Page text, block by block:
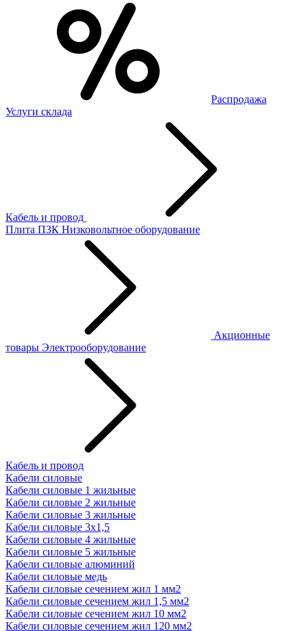
Распродажа
Услуги склада
Кабель и провод
Плита ПЗК Низковольтное оборудование
Акционные
товары Электрооборудование
Кабель и провод
Кабели силовые
Кабели силовые 1 жильные
Кабели силовые 2 жильные
Кабели силовые 3 жильные
Кабели силовые 3х1,5
Кабели силовые 4 жильные
Кабели силовые 5 жильные
Кабели силовые алюминий
Кабели силовые медь
Кабели силовые сечением жил 1 мм2
Кабели силовые сечением жил 1,5 мм2
Кабели силовые сечением жил 10 мм2
Кабели силовые сечением жил 120 мм2